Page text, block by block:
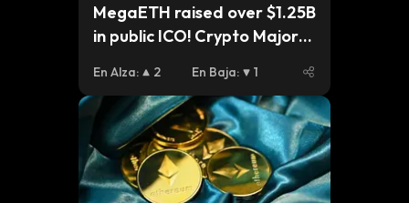
MegaETH raised over $1.25B
in public ICO! Crypto Majors
En Alza: 2 En Baja: 1